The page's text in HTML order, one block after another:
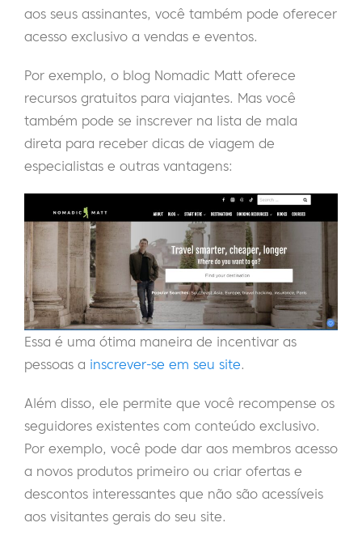
aos seus assinantes, você também pode oferecer
acesso exclusivo a vendas e eventos.
Por exemplo, o blog Nomadic Matt oferece
recursos gratuitos para viajantes. Mas você
também pode se inscrever na lista de mala
direta para receber dicas de viagem de
especialistas e outras vantagens:
Essa é uma ótima maneira de incentivar as
pessoas a inscrever-se em seu site.
Além disso, ele permite que você recompense os
seguidores existentes com conteúdo exclusivo.
Por exemplo, você pode dar aos membros acesso
a novos produtos primeiro ou criar ofertas e
descontos interessantes que não são acessíveis
aos visitantes gerais do seu site.